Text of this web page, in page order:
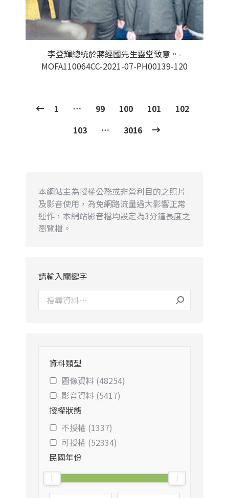
李登輝總統於蔣經國先生靈堂致意。-
MOFA110064CC-2021-07-PH00139-120
1 … 99 100 101
102
103
… 3016
本網站主為授權公務或非營利目的之照片
及影音使用，為免網路流量過大影響正常
運作，本網站影音檔均設定為3分鐘長度之
瀏覽檔。
請輸入關鍵字
資料類型
圖像資料 (48254)
影音資料 (5417)
授權狀態
不授權 (1337)
可授權 (52334)
民國年份